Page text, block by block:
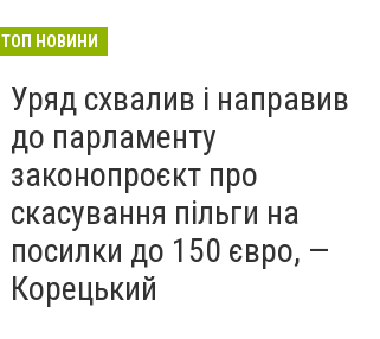
Росії, – The Hill
ТОП НОВИНИ
Уряд схвалив і направив
до парламенту
законопроєкт про
скасування пільги на
посилки до 150 євро, —
Корецький